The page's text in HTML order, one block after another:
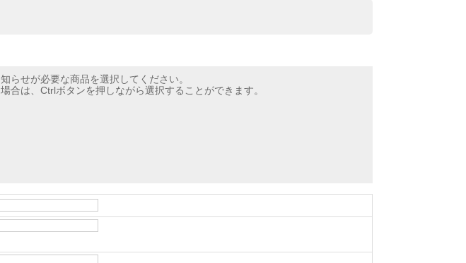
らせが必要な商品を選択してください。
合は、Ctrlボタンを押しながら選択することができます。